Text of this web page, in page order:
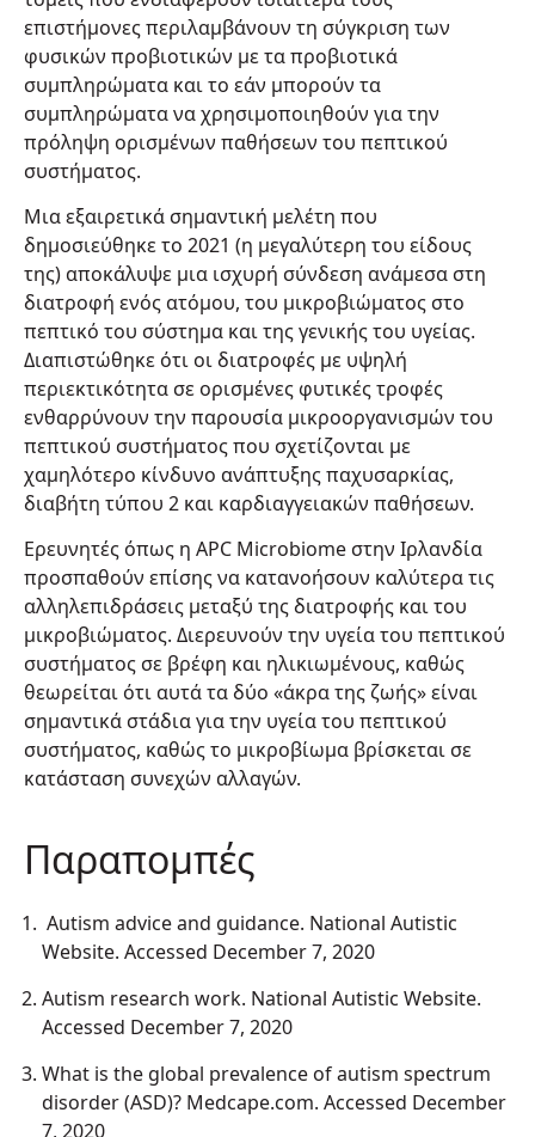
επιστήμονες περιλαμβάνουν τη σύγκριση των
φυσικών προβιοτικών με τα προβιοτικά
συμπληρώματα και το εάν μπορούν τα
συμπληρώματα να χρησιμοποιηθούν για την
πρόληψη ορισμένων παθήσεων του πεπτικού
συστήματος.
Μια εξαιρετικά σημαντική μελέτη που
δημοσιεύθηκε το 2021 (η μεγαλύτερη του είδους
της) αποκάλυψε μια ισχυρή σύνδεση ανάμεσα στη
διατροφή ενός ατόμου, του μικροβιώματος στο
πεπτικό του σύστημα και της γενικής του υγείας.
Διαπιστώθηκε ότι οι διατροφές με υψηλή
περιεκτικότητα σε ορισμένες φυτικές τροφές
ενθαρρύνουν την παρουσία μικροοργανισμών του
πεπτικού συστήματος που σχετίζονται με
χαμηλότερο κίνδυνο ανάπτυξης παχυσαρκίας,
διαβήτη τύπου 2 και καρδιαγγειακών παθήσεων.
Ερευνητές όπως η APC Microbiome στην Ιρλανδία
προσπαθούν επίσης να κατανοήσουν καλύτερα τις
αλληλεπιδράσεις μεταξύ της διατροφής και του
μικροβιώματος. Διερευνούν την υγεία του πεπτικού
συστήματος σε βρέφη και ηλικιωμένους, καθώς
θεωρείται ότι αυτά τα δύο «άκρα της ζωής» είναι
σημαντικά στάδια για την υγεία του πεπτικού
συστήματος, καθώς το μικροβίωμα βρίσκεται σε
κατάσταση συνεχών αλλαγών.
Παραπομπές
Autism advice and guidance. National Autistic
Website. Accessed December 7, 2020
Autism research work. National Autistic Website.
Accessed December 7, 2020
What is the global prevalence of autism spectrum
disorder (ASD)? Medcape.com. Accessed December
7, 2020